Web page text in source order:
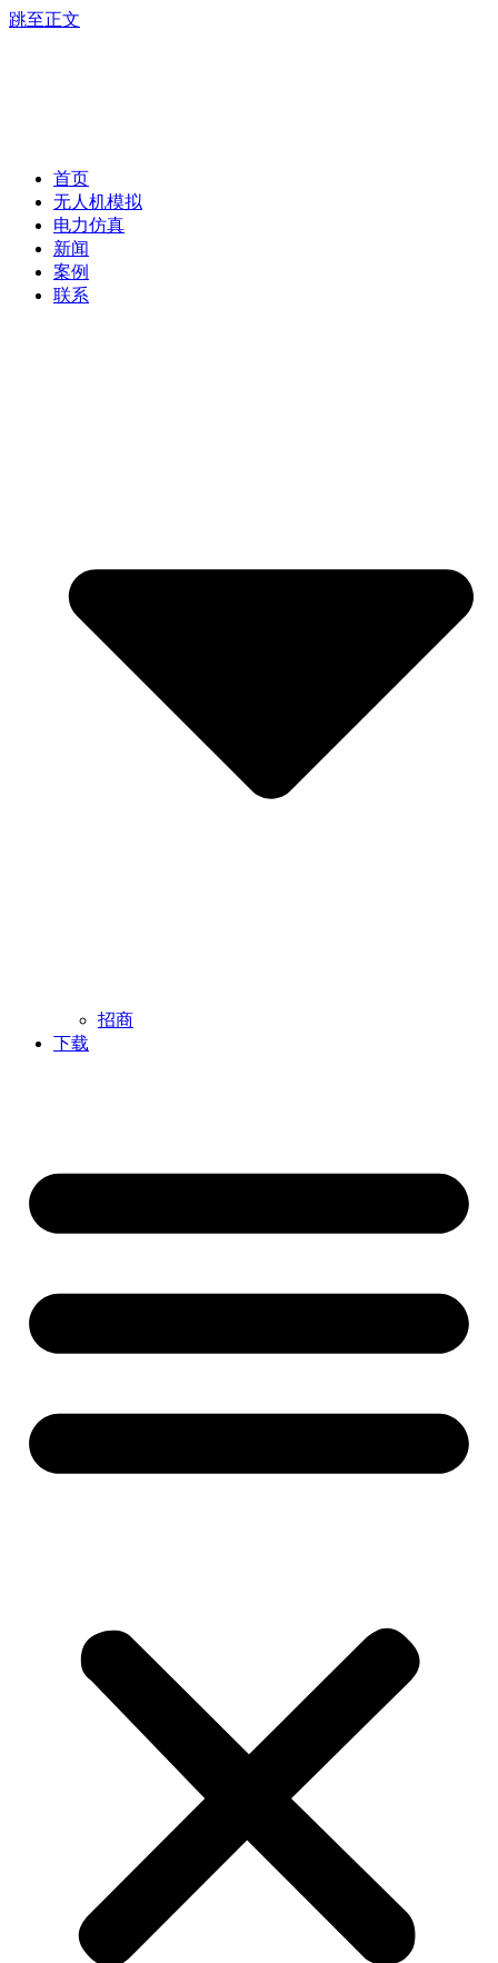
跳至正文
首页
无人机模拟
电力仿真
新闻
案例
联系
招商
下载